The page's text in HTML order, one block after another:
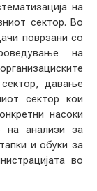
на
сектор. Во
поврзани со
на
давање
сектор кои
насоки
на анализи за
и обуки за
во